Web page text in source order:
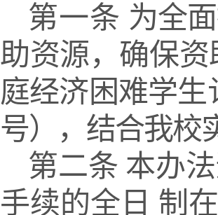
第一条 为全
助资源，确保资
庭经济困难学
号），结合我校
第二条 本办
手续的全日 制